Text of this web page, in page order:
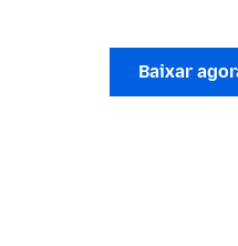
Baixar